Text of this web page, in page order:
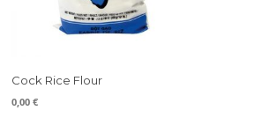
Cock Rice Flour
0,00€